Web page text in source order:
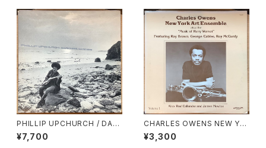
PHILLIP UPCHURCH / DAR
KNESS, DARKNESS
¥7,700
CHARLES OWENS NEW YO
RK ART ENSEMBLE / PLAYS
THE MUSIC OF HARRY WA
¥3,300